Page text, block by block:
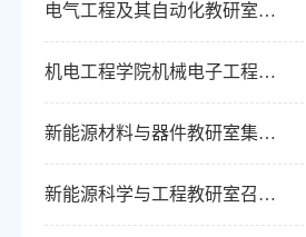
电气工程及其自动化教研室开展专题工作部署会
机电工程学院机械电子工程教研室开展网络安全学习活动
新能源材料与器件教研室集体备课聚焦《论文写作（机电类）》
新能源科学与工程教研室召开教学工作会议